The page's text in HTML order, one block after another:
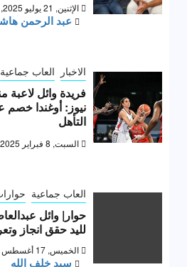
الإثنين, 21 يوليو 2025, 5:37 م
عبد الرحمن
الاخبار العاب جماعية
فريدة وائل
نيوز: أوغندا خصم
التأهل
السبت, 8 فبراير 2025, 12:19 ص
العاب جماعية
حوار| وائل
لليد حقق انجاز
الخميس, 17 أغسطس 2023, 3:10 م
سيد خلف الله